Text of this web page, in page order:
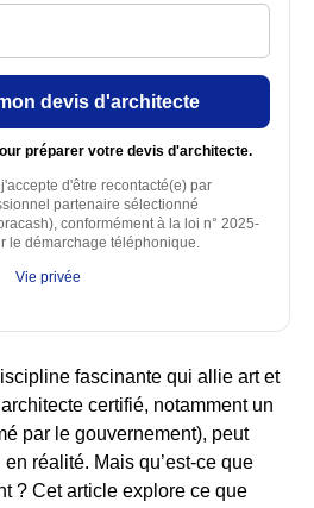
devis d'architecte
préparer votre devis d'architecte.
d'être recontacté(e) par
partenaire sélectionné
conformément à la loi n° 2025-
le démarchage téléphonique.
Vie privée
fascinante qui allie art et
certifié, notamment un
par le gouvernement), peut
réalité. Mais qu’est-ce que
? Cet article explore ce que